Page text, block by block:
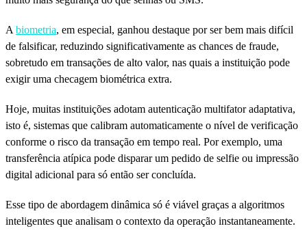
A biometria, em especial, ganhou destaque por ser bem mais difícil
de falsificar, reduzindo significativamente as chances de fraude,
sobretudo em transações de alto valor, nas quais a instituição pode
exigir uma checagem biométrica extra.
Hoje, muitas instituições adotam autenticação multifator adaptativa,
isto é, sistemas que calibram automaticamente o nível de verificação
conforme o risco da transação em tempo real. Por exemplo, uma
transferência atípica pode disparar um pedido de selfie ou impressão
digital adicional para só então ser concluída.
Esse tipo de abordagem dinâmica só é viável graças a algoritmos
inteligentes que analisam o contexto da operação instantaneamente.